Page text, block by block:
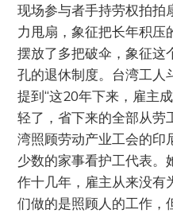
现场参与者手持劳权拍拍
力甩扇，象征把长年积压
摆放了多把破伞，象征这
孔的退休制度。台湾工人
提到“这20年下来，雇主
轻了，省下来的全部从劳
湾照顾劳动产业工会的印
少数的家事看护工代表。
作十几年，雇主从来没有
们做的是照顾人的工作，